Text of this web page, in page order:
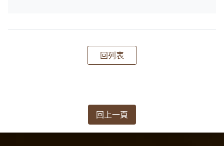
回列表
回上一頁